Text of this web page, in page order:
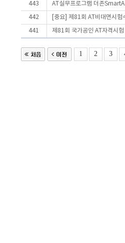
443 AT실무프로그램 더존
442 [중요] 제81회 AT비대면시험
441 제81회 국가공인 AT자격시
1 2 3